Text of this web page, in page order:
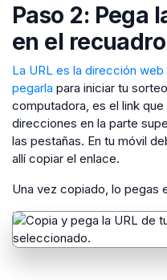
Paso 2: Pega
en el
La URL es la dirección
pegarla para iniciar tu
computadora, es el link
direcciones en la parte
las pestañas. En tu móvil
allí copiar el enlace.
Una vez copiado, lo pegas